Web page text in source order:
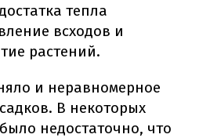
тепла
всходов и
растений.
и неравномерное
В некоторых
недостаточно, что